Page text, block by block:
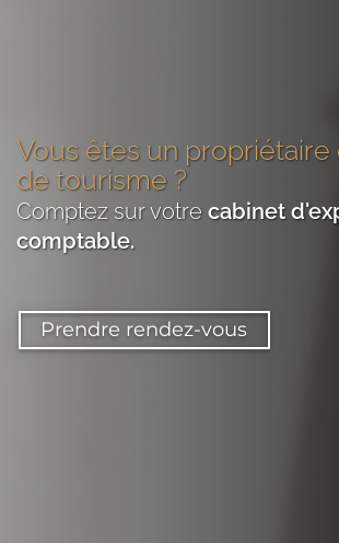
Vous êtes un
de tourisme ?
Comptez sur votre cabinet
comptable.
Prendre rendez-vous